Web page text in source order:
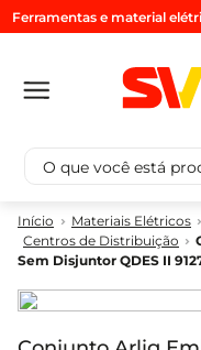
Ferramentas e material
O que você está
Materiais Elétricos
Centros de Distribuição
Sem Disjuntor QDES II
Termos mais
1º
cabo
2º
luminaria